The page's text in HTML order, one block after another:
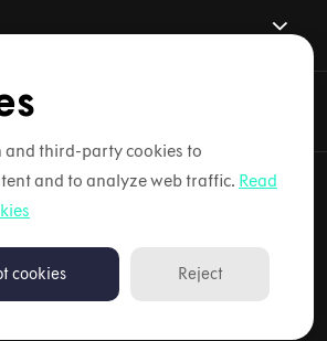
Co. Alla rättigheter förbehållna.
and third-party cookies to
and to analyze web traffic. Read
cookies Reject